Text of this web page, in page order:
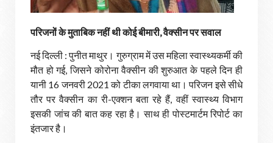
परिजनों के मुताबिक नहीं थी कोई बीमारी, वैक्सीन पर सवाल
नई दिल्ली : पुनीत माथुर। गुरुग्राम में उस महिला स्वास्थ्यकर्मी की
मौत हो गई, जिसने कोरोना वैक्सीन की शुरुआत के पहले दिन ही
यानी 16 जनवरी 2021 को टीका लगवाया था। परिजन इसे सीधे
तौर पर वैक्सीन का री-एक्शन बता रहे हैं, वहीं स्वास्थ्य विभाग
इसकी जांच की बात कह रहा है। साथ ही पोस्टमार्टम रिपोर्ट का
इंतजार है।